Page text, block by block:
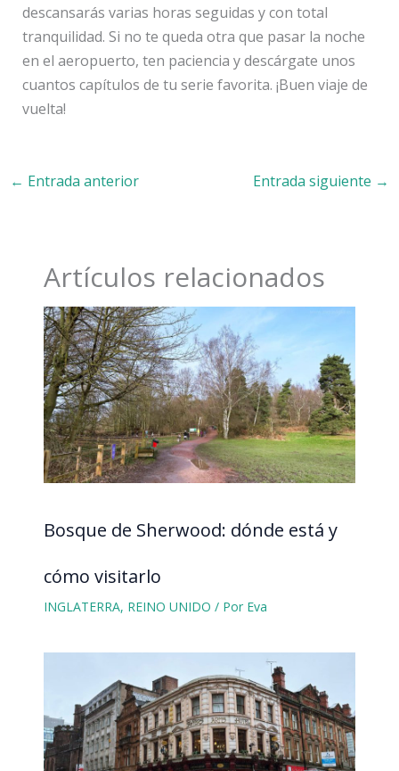
descansarás varias horas seguidas y con total
tranquilidad. Si no te queda otra que pasar la noche
en el aeropuerto, ten paciencia y descárgate unos
cuantos capítulos de tu serie favorita. ¡Buen viaje de
vuelta!
← Entrada anterior Entrada siguiente →
Artículos relacionados
Bosque de Sherwood: dónde está y
cómo visitarlo
INGLATERRA, REINO UNIDO / Por Eva